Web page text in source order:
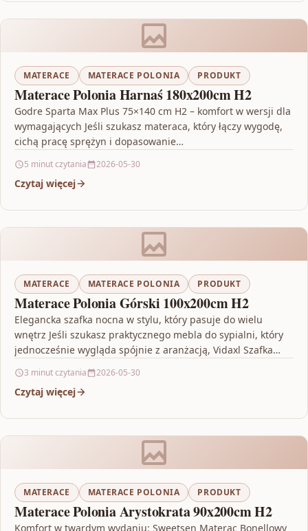
MATERACE MATERACE POLONIA PRODUKT
Materace Polonia Harnaś 180x200cm H2
Godre Sparta Max Plus 75×140 cm H2 – komfort w wersji dla
wymagających Jeśli szukasz materaca, który łączy wygodę,
cichą pracę sprężyn i dopasowanie…
5 minut czytania 2026-05-30
Czytaj więcej
MATERACE MATERACE POLONIA PRODUKT
Materace Polonia Górski 100x200cm H2
Elegancka szafka nocna w stylu, który pasuje do wielu
wnętrz Jeśli szukasz praktycznego mebla do sypialni, który
jednocześnie wygląda spójnie z aranżacją, Vidaxl Szafka…
3 minut czytania 2026-05-30
Czytaj więcej
MATERACE MATERACE POLONIA PRODUKT
Materace Polonia Arystokrata 90x200cm H2
Komfort w twardym wydaniu: Sweetsen Materac Bonellowy